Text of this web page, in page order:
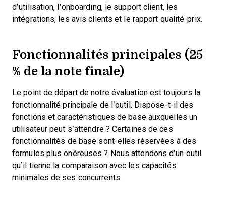
d’utilisation, l’onboarding, le support client, les
intégrations, les avis clients et le rapport qualité-prix.
Fonctionnalités principales (25
% de la note finale)
Le point de départ de notre évaluation est toujours la
fonctionnalité principale de l’outil. Dispose-t-il des
fonctions et caractéristiques de base auxquelles un
utilisateur peut s’attendre ? Certaines de ces
fonctionnalités de base sont-elles réservées à des
formules plus onéreuses ? Nous attendons d’un outil
qu’il tienne la comparaison avec les capacités
minimales de ses concurrents.